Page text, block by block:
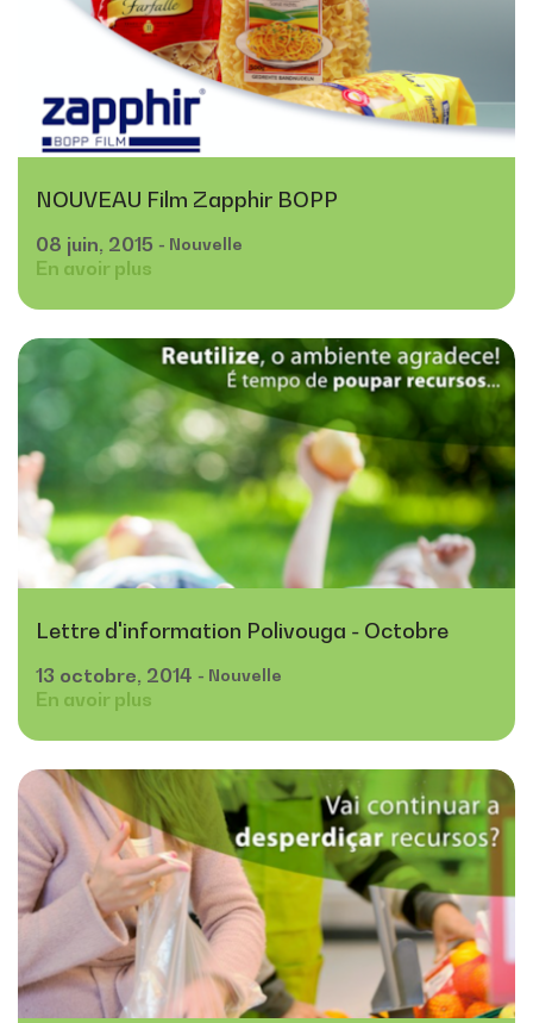
NOUVEAU Film Zapphir BOPP
08 juin, 2015 - Nouvelle
En avoir plus
Lettre d'information Polivouga - Octobre
13 octobre, 2014 - Nouvelle
En avoir plus